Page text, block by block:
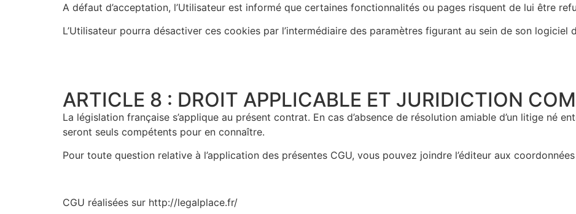
A défaut d’acceptation, l’Utilisateur est informé que certaines fonctionnalités ou pages risquent de lui être
L’Utilisateur pourra désactiver ces cookies par l’intermédiaire des paramètres figurant au sein de son logiciel
ARTICLE 8 : DROIT APPLICABLE ET JURIDICTION
La législation française s’applique au présent contrat. En cas d’absence de résolution amiable d’un litige né
seront seuls compétents pour en connaître.
Pour toute question relative à l’application des présentes CGU, vous pouvez joindre l’éditeur aux coordonnées
CGU réalisées sur http://legalplace.fr/